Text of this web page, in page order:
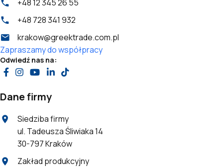
+48 12 345 26 55
+48 728 341 932
krakow@greektrade.com.pl
Zapraszamy do współpracy
Odwiedź nas na:
Dane firmy
Siedziba firmy
ul. Tadeusza Śliwiaka 14
30-797 Kraków
Zakład produkcyjny